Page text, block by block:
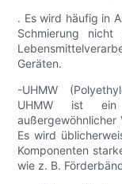
. Es wird häufig in
Schmierung
Geräten.
-UHMW
UHMW ist ein
Es wird
Komponenten
wie z. B.